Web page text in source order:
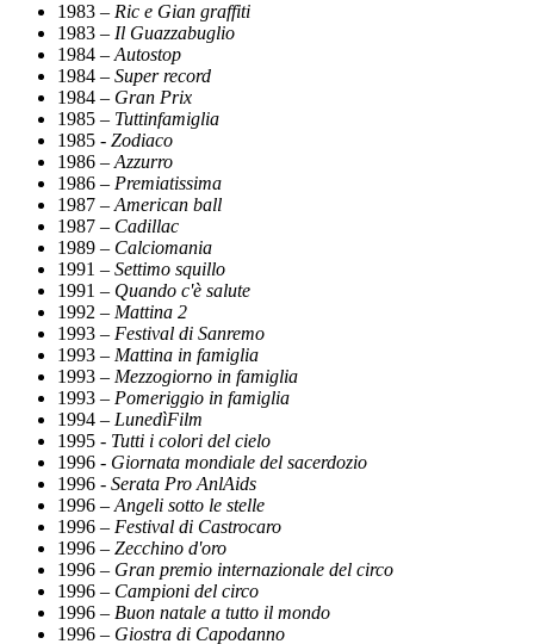
1983 – Ric e Gian graffiti
1983 – Il Guazzabuglio
1984 – Autostop
1984 – Super record
1984 – Gran Prix
1985 – Tuttinfamiglia
1985 - Zodiaco
1986 – Azzurro
1986 – Premiatissima
1987 – American ball
1987 – Cadillac
1989 – Calciomania
1991 – Settimo squillo
1991 – Quando c'è salute
1992 – Mattina 2
1993 – Festival di Sanremo
1993 – Mattina in famiglia
1993 – Mezzogiorno in famiglia
1993 – Pomeriggio in famiglia
1994 – LunedìFilm
1995 - Tutti i colori del cielo
1996 - Giornata mondiale del sacerdozio
1996 - Serata Pro AnlAids
1996 – Angeli sotto le stelle
1996 – Festival di Castrocaro
1996 – Zecchino d'oro
1996 – Gran premio internazionale del circo
1996 – Campioni del circo
1996 – Buon natale a tutto il mondo
1996 – Giostra di Capodanno